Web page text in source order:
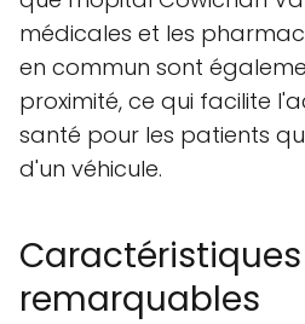
médicales et les
en commun sont
proximité, ce qui facilite
santé pour les patients
d'un véhicule.
Caractéristiques
remarquables